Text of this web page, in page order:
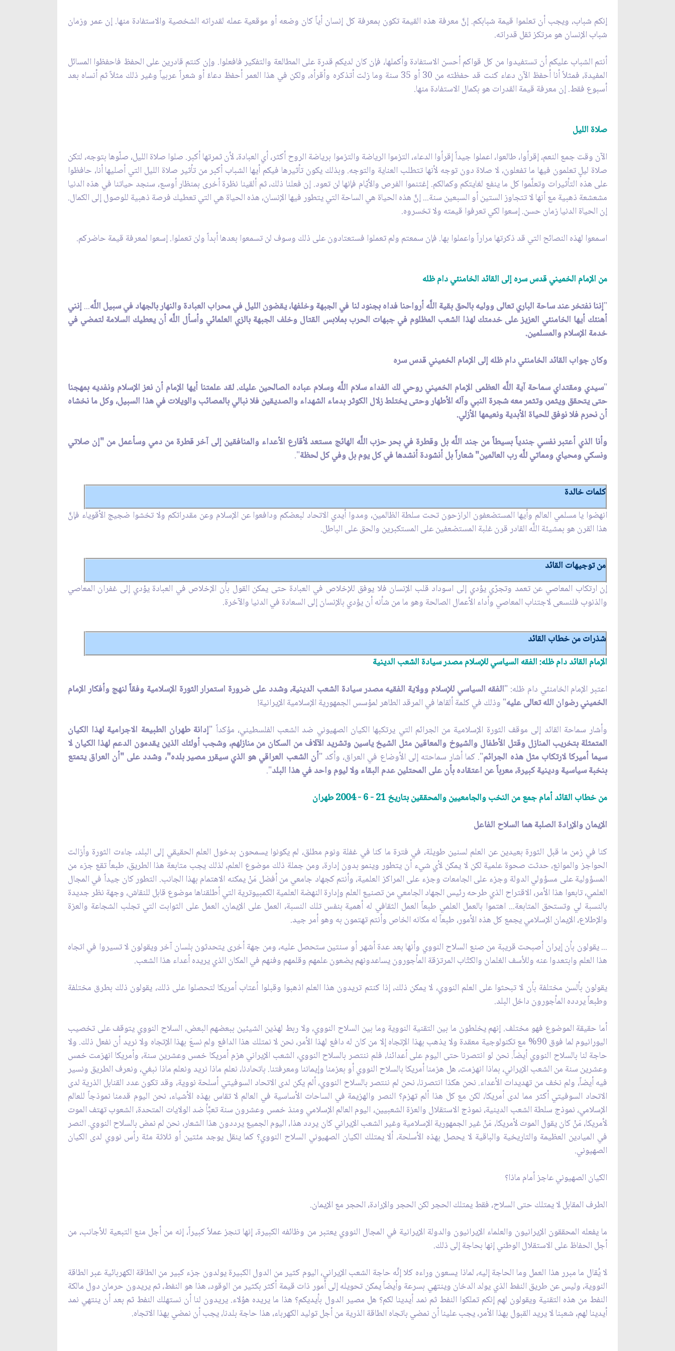
إنكم شباب، ويجب أن تعلموا قيمة شبابكم. إنّ‏َ معرفة هذه القيمة تكون بمعرفة كل إنسان أياً كان وضعه أو موقعية عمله لقدراته الشخصية والاستفادة منها. إن عمر وزمان
شباب الإنسان هو مرتكز ثقل قدراته.
أنتم الشباب عليكم أن تستفيدوا من كل قواكم أحسن الاستفادة وأكملها، فإن كان لديكم قدرة على المطالعة والتفكير فافعلوا. وإن كنتم قادرين على الحفظ فاحفظوا المسائل
المفيدة، فمثلاً أنا أحفظ الآن دعاء كنت قد حفظته من 30 أو 35 سنة وما زلت أتذكره وأقرأه، ولكن في هذا العمر أحفظ دعاءً أو شعراً عربياً وغير ذلك مثلاً ثم أنساه بعد
أسبوع فقط. إن معرفة قيمة القدرات هو بكمال الاستفادة منها.
صلاة الليل‏
الآن وقت جمع النعم، إقرأوا، طالعوا، اعملوا جيداً إقرأوا الدعاء، التزموا الرياضة والتزموا برياضة الروح أكثر، أي العبادة، لأن ثمرتها أكبر. صلوا صلاة الليل، صلّوها بتوجه، لتكن
صلاة ليلٍ تعلمون فيها ما تفعلون، لا صلاة دون توجه لأنها تتطلب العناية والتوجه. وبذلك يكون تأثيرها فيكم أيها الشباب أكبر من تأثير صلاة الليل التي أصليها أنا، حافظوا
على هذه التأثيرات وتعلَّموا كل ما ينفع لغايتكم وكمالكم. إغتنموا الفرص والأيّام فإنها لن تعود. إن فعلنا ذلك، ثم ألقينا نظرة أخرى بمنظار أوسع، سنجد حياتنا في هذه الدنيا
مشعشعة ذهبية مع أنها لا تتجاوز الستين أو السبعين سنة... إنّ‏َ هذه الحياة هي الساحة التي يتطور فيها الإنسان، هذه الحياة هي التي تعطيك فرصة ذهبية للوصول إلى الكمال.
إن الحياة الدنيا زمان حسن. إسعوا لكي تعرفوا قيمته ولا تخسروه.
اسمعوا لهذه النصائح التي قد ذكرتها مراراً واعملوا بها. فإن سمعتم ولم تعملوا فستعتادون على ذلك وسوف لن تسمعوا بعدها أبداً ولن تعملوا. إسعوا لمعرفة قيمة حاضركم.
من الإمام الخميني قدس سره إلى القائد الخامنئي دام ظله
"إننا نفتخر عند ساحة الباري تعالى ووليه بالحق بقية اللَّه أرواحنا فداه بجنود لنا في الجبهة وخلفها، يقضون الليل في محراب العبادة والنهار بالجهاد في سبيل اللَّه...إنني
أهنئك أيها الخامنئي العزيز على خدمتك لهذا الشعب المظلوم في جبهات الحرب بملابس القتال وخلف الجبهة بالزي العلمائي وأسأل اللَّه أن يعطيك السلامة لتمضي في
خدمة الإسلام والمسلمين.
وكان جواب القائد الخامنئي دام ظله إلى الإمام الخميني قدس سره
"سيدي ومقتداي سماحة آية اللَّه العظمى الإمام الخميني روحي لك الفداء سلام اللَّه وسلام عباده الصالحين عليك. لقد علمتنا أيها الإمام أن نعز الإسلام ونفديه بمهجنا
حتى يتحقق ويثمر، وتثمر معه شجرة النبي وآله الأطهار وحتى يختلط زلال الكوثر بدماء الشهداء والصديقين فلا نبالي بالمصائب والويلات في هذا السبيل، وكل ما نخشاه
أن نحرم فلا نوفق للحياة الأبدية ونعيمها الأزلي.
وأنا الذي أعتبر نفسي جندياً بسيطاً من جند اللَّه بل وقطرة في بحر حزب اللَّه الهائج مستعد لأقارع الأعداء والمنافقين إلى آخر قطرة من دمي وسأعمل من "إن صلاتي
ونسكي ومحياي ومماتي للَّه رب العالمين" شعاراً بل أنشودة أنشدها في كل يوم بل وفي كل لحظة".
كلمات خالدة
انهضوا يا مسلمي العالم وأيها المستضعفون الرازحون تحت سلطة الظالمين، ومدوا أيدي الاتحاد لبعضكم ودافعوا عن الإسلام وعن مقدراتكم ولا تخشوا ضجيج الأقوياء فإنّ‏َ
هذا القرن هو بمشيئة اللَّه القادر قرن غلبة المستضعفين على المستكبرين والحق على الباطل.
من توجيهات القائد
إن ارتكاب المعاصي عن تعمد وتجرّي يؤدي إلى اسوداد قلب الإنسان فلا يوفق للإخلاص في العبادة حتى يمكن القول بأن الإخلاص في العبادة يؤدي إلى غفران المعاصي
والذنوب فلنسعى لاجتناب المعاصي وأداء الأعمال الصالحة وهو ما من شأنه أن يؤدي بالإنسان إلى السعادة في الدنيا والآخرة.
شذرات من خطاب القائد
الإمام القائد دام ظله: الفقه السياسي للإسلام مصدر سيادة الشعب الدينية
اعتبر الإمام الخامنئي دام ظله: "الفقه السياسي للإسلام وولاية الفقيه مصدر سيادة الشعب الدينية، وشدد على ضرورة استمرار الثورة الإسلامية وفقاً لنهج وأفكار الإمام
الخميني رضوان الله تعالى عليه" وذلك في كلمة ألقاها في المرقد الطاهر لمؤسس الجمهورية الإسلامية الإيرانية!
وأشار سماحة القائد إلى موقف الثورة الإسلامية من الجرائم التي يرتكبها الكيان الصهيوني ضد الشعب الفلسطيني، مؤكداً "إدانة طهران الطبيعة الاجرامية لهذا الكيان
المتمثلة بتخريب المنازل وقتل الأطفال والشيوخ والمعاقين مثل الشيخ ياسين وتشريد الآلاف من السكان من منازلهم، وشجب أولئك الذين يقدمون الدعم لهذا الكيان لا
سيما أميركا لارتكاب مثل هذه الجرائم". كما أشار سماحته إلى الأوضاع في العراق، وأكد "أن الشعب العراقي هو الذي سيقرر مصير بلده"، وشدد على "أن العراق يتمتع
بنخبة سياسية ودينية كبيرة، معرباً عن اعتقاده بأن على المحتلين عدم البقاء ولا ليوم واحد في هذا البلد".
من خطاب القائد أمام جمع من النخب والجامعيين والمحققين بتاريخ 21 - 6 - 2004 طهران‏
الإيمان والإرادة الصلبة هما السلاح الفاعل‏
كنا في زمن ما قبل الثورة بعيدين عن العلم لسنين طويلة، في فترة ما كنا في غفلة ونوم مطلق، لم يكونوا يسمحون بدخول العلم الحقيقي إلى البلد، جاءت الثورة وأزالت
الحواجز والموانع، حدثت صحوة علمية لكن لا يمكن لأي شي‏ء أن يتطور وينمو بدون إدارة، ومن جملة ذلك موضوع العلم، لذلك يجب متابعة هذا الطريق، طبعاً تقع جزء من
المسؤولية على مسؤولي الدولة وجزء على الجامعات وجزء على المراكز العلمية، وأنتم كجهاد جامعي من أفضل مَنْ يمكنه الاهتمام بهذا الجانب. التطور كان جيداً في المجال
العلمي، تابعوا هذا الأمر، الاقتراح الذي طرحه رئيس الجهاد الجامعي من تصنيع العلم وإدارة النهضة العلمية الكمبيوترية التي أطلقناها موضوع قابل للنقاش، وجهة نظر جديدة
بالنسبة لي وتستحق المتابعة... اهتموا بالعمل العلمي طبعاً العمل الثقافي له أهمية بنفس تلك النسبة، العمل على الإيمان، العمل على الثوابت التي تجلب الشجاعة والعزة
والإطلاع، الإيمان الإسلامي يجمع كل هذه الأمور، طبعاً له مكانه الخاص وأنتم تهتمون به وهو أمر جيد.
... يقولون بأن إيران أصبحت قريبة من صنع السلاح النووي وأنها بعد عدة أشهر أو سنتين ستحصل عليه، ومن جهة أخرى يتحدثون بلسان آخر ويقولون لا تسيروا في اتجاه
هذا العلم وابتعدوا عنه وللأسف الغلمان والكتّاب المرتزقة المأجورون يساعدونهم يضعون علمهم وقلمهم وفنهم في المكان الذي يريده أعداء هذا الشعب.
يقولون بألسن مختلفة بأن لا تبحثوا على العلم النووي، لا يمكن ذلك، إذا كنتم تريدون هذا العلم اذهبوا وقبلوا أعتاب أمريكا لتحصلوا على ذلك، يقولون ذلك بطرق مختلفة
وطبعاً يردده المأجورون داخل البلد.
أما حقيقة الموضوع فهو مختلف. إنهم يخلطون ما بين التقنية النووية وما بين السلاح النووي، ولا ربط لهذين الشيئين ببعضهم البعض، السلاح النووي يتوقف على تخصيب
اليورانيوم لما فوق 90% مع تكنولوجية معقدة ولا يذهب بهذا الإتجاه إلا من كان له دافع لهذا الأمر، نحن لا نمتلك هذا الدافع ولم نسعَ بهذا الإتجاه ولا نريد أن نفعل ذلك. ولا
حاجة لنا بالسلاح النووي أيضاً. نحن لو انتصرنا حتى اليوم على أعدائنا، فلم ننتصر بالسلاح النووي، الشعب الإيراني هزم أمريكا خمس وعشرين سنة، وأمريكا انهزمت خمس
وعشرين سنة من الشعب الإيراني، بماذا انهزمت، هل هزمنا أمريكا بالسلاح النووي أو بعزمنا وإيماننا ومعرفتنا. باتحادنا، نعلم ماذا نريد ونعلم ماذا نبغي، ونعرف الطريق ونسير
فيه أيضاً، ولم نخف من تهديدات الأعداء. نحن هكذا انتصرنا، نحن لم ننتصر بالسلاح النووي، ألم يكن لدى الاتحاد السوفيتي أسلحة نووية، وقد تكون عدد القنابل الذرية لدى
الاتحاد السوفيتي أكثر مما لدى أمريكا، لكن مع كل هذا ألم تهزم؟ النصر والهزيمة في الساحات الأساسية في العالم لا تقاس بهذه الأشياء، نحن اليوم قدمنا نموذجاً للعالم
الإسلامي، نموذج سلطة الشعب الدينية، نموذج الاستقلال والعزة الشعبيين، اليوم العالم الإسلامي ومنذ خمس وعشرون سنة تعبَّأ ضد الولايات المتحدة، الشعوب تهتف الموت
لأمريكا، مَنْ كان يقول الموت لأمريكا، مَنْ غير الجمهورية الإسلامية وغير الشعب الإيراني كان يردد هذا، اليوم الجميع يرددون هذا الشعار، نحن لم نمض بالسلاح النووي. النصر
في الميادين العظيمة والتاريخية والباقية لا يحصل بهذه الأسلحة، ألا يمتلك الكيان الصهيوني السلاح النووي؟ كما ينقل يوجد مئتين أو ثلاثة مئة رأس نووي لدى الكيان
الصهيوني.
الكيان الصهيوني عاجز أمام ماذا؟
الطرف المقابل لا يمتلك حتى السلاح، فقط يمتلك الحجر لكن الحجر والإرادة، الحجر مع الإيمان.
ما يفعله المحققون الإيرانيون والعلماء الإيرانيون والدولة الإيرانية في المجال النووي يعتبر من وظائفه الكبيرة، إنها تنجز عملاً كبيراً، إنه من أجل منع التبعية للأجانب، من
أجل الحفاظ على الاستقلال الوطني إنها بحاجة إلى ذلك.
لا يُقال ما مبرر هذا العمل وما الحاجة إليه، لماذا يسعون وراءه كلا إنَّه حاجة الشعب الإيراني، اليوم كثير من الدول الكبيرة يولدون جزء كبير من الطاقة الكهربائية عبر الطاقة
النووية، وليس عن طريق النفط الذي يولد الدخان وينتهي بسرعة وأيضاً يمكن تحويله إلى أمور ذات قيمة أكثر بكثير من الوقود، هذا هو النفط، ثم يريدون حرمان دول مالكة
النفط من هذه التقنية ويقولون لهم إنكم تملكوا النفط ثم نمد أيدينا لكم؟ هل مصير الدول بأيديكم؟ هذا ما يريده هؤلاء. يريدون لنا أن نستهلك النفط ثم بعد أن ينتهي نمد
أيدينا لهم، شعبنا لا يريد القبول بهذا الأمر، يجب علينا أن نمضي باتجاه الطاقة الذرية من أجل توليد الكهرباء، هذا حاجة بلدنا، يجب أن نمضي بهذا الاتجاه.